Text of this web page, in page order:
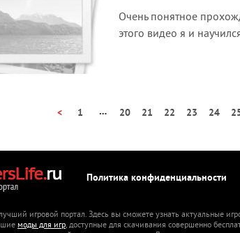
Очень понятное
этого видео я и
< 1 … 20 21 22 23 24
Политика конфиденциальности
игровой портал. Здесь вы сможете узнать актуальные
моды для игр, доступные для скачивания совершенно